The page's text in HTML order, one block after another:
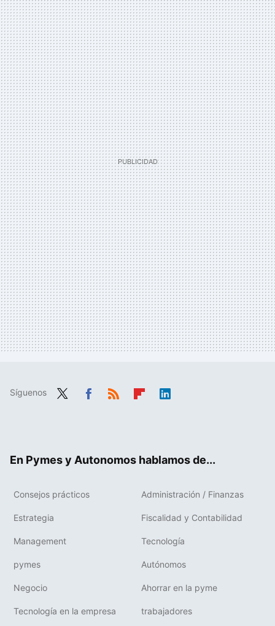
Síguenos
En Pymes y Autonomos hablamos de...
Consejos prácticos Administración / Finanzas
Estrategia Fiscalidad y Contabilidad
Management Tecnología
pymes Autónomos
Negocio Ahorrar en la pyme
Tecnología en la empresa trabajadores